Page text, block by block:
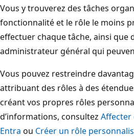
Vous y trouverez des tâches
fonctionnalité et le rôle le moins
effectuer chaque tâche, ainsi que
administrateur général qui
Vous pouvez restreindre
attribuant des rôles à des
créant vos propres rôles
d’informations, consultez Affecter
Entra ou Créer un rôle